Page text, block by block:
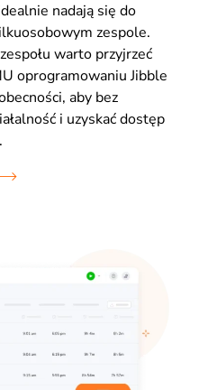
nadają się do
zespole.
warto przyjrzeć
oprogramowaniu Jibble
aby bez
i uzyskać dostęp